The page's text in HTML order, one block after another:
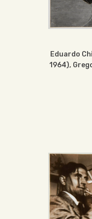
Eduardo
1964),